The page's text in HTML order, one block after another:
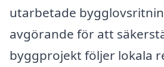
utarbetade
avgörande för att
byggprojekt följer lokala